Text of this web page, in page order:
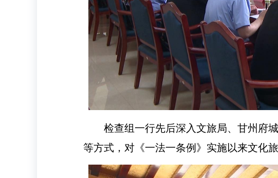
检查组一行先后深入文旅局、甘州府
等方式，对《一法一条例》实施以来文化